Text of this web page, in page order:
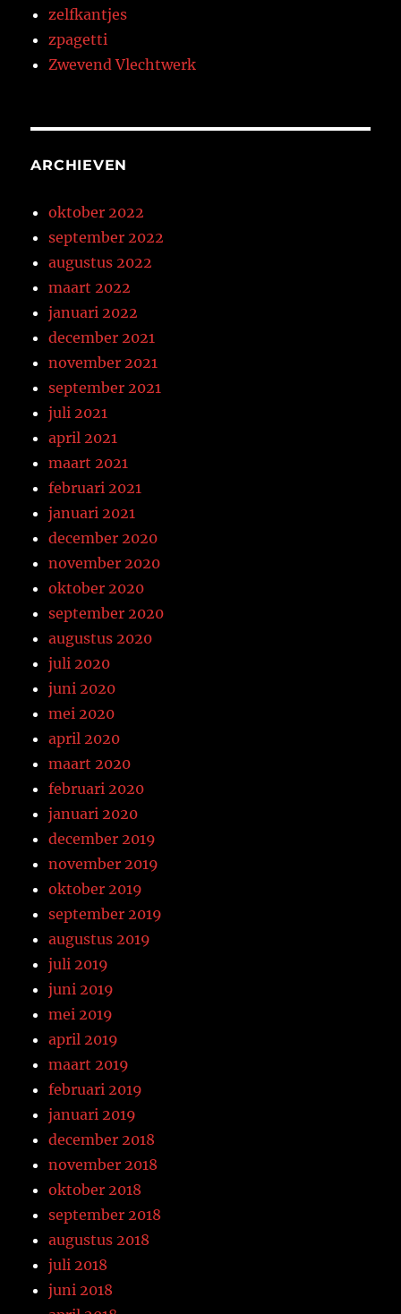
zelfkantjes
zpagetti
Zwevend Vlechtwerk
ARCHIEVEN
oktober 2022
september 2022
augustus 2022
maart 2022
januari 2022
december 2021
november 2021
september 2021
juli 2021
april 2021
maart 2021
februari 2021
januari 2021
december 2020
november 2020
oktober 2020
september 2020
augustus 2020
juli 2020
juni 2020
mei 2020
april 2020
maart 2020
februari 2020
januari 2020
december 2019
november 2019
oktober 2019
september 2019
augustus 2019
juli 2019
juni 2019
mei 2019
april 2019
maart 2019
februari 2019
januari 2019
december 2018
november 2018
oktober 2018
september 2018
augustus 2018
juli 2018
juni 2018